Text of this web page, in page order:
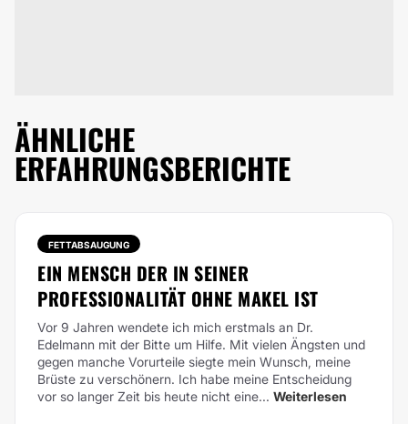
ÄHNLICHE
ERFAHRUNGSBERICHTE
FETTABSAUGUNG
EIN MENSCH DER IN SEINER
PROFESSIONALITÄT OHNE MAKEL IST
Vor 9 Jahren wendete ich mich erstmals an Dr.
Edelmann mit der Bitte um Hilfe. Mit vielen Ängsten und
gegen manche Vorurteile siegte mein Wunsch, meine
Brüste zu verschönern. Ich habe meine Entscheidung
vor so langer Zeit bis heute nicht eine... Weiterlesen